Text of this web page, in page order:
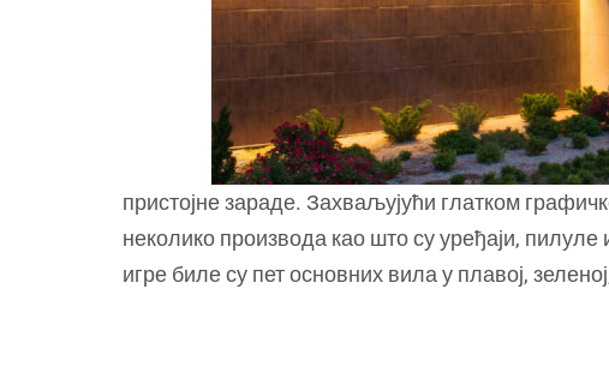
пристојне зараде. Захваљујући глатком
неколико производа као што су уређаји,
игре биле су пет основних вила у плавој,